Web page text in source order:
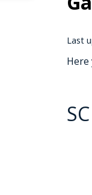
Last